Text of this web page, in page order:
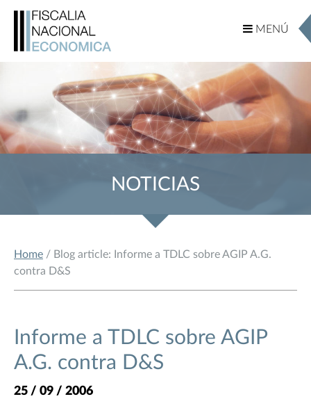
MENÚ
MENÚ
NOTICIAS
Home / Blog article: Informe a TDLC sobre AGIP A.G.
contra D&S
Informe a TDLC sobre AGIP
A.G. contra D&S
25 / 09 / 2006